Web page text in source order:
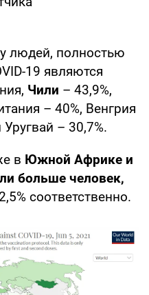
людей, полностью
19 являются
Чили – 43,9%,
– 40%, Венгрия
– 30,7%.
в Южной Африке и
больше человек,
соответственно.